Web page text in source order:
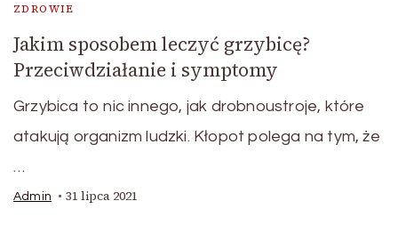
ZDROWIE
Jakim sposobem leczyć grzybicę?
Przeciwdziałanie i symptomy
Grzybica to nic innego, jak drobnoustroje, które
atakują organizm ludzki. Kłopot polega na tym, że
…
Admin 31 lipca 2021